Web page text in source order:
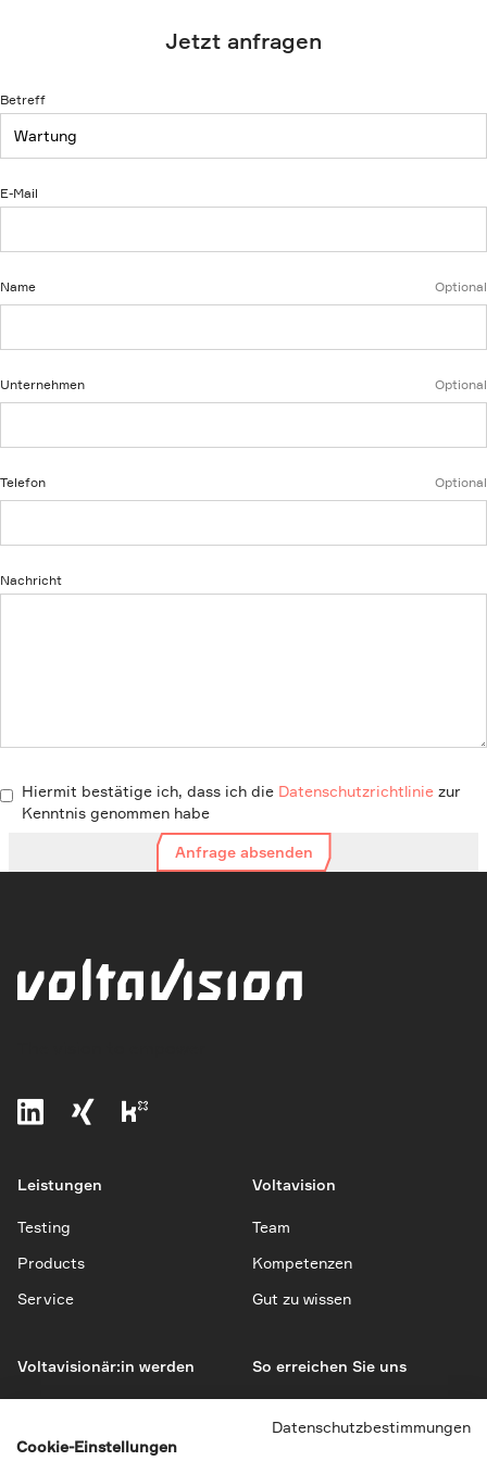
Jetzt anfragen
Betreff
E-Mail
Name Optional
Unternehmen Optional
Telefon Optional
Nachricht
Hiermit bestätige ich, dass ich die Datenschutzrichtliniezur
Kenntnis genommen habe
Anfrage absenden
Leistungen
Testing
Products
Service
Voltavision
Team
Kompetenzen
Gut zu wissen
Voltavisionär:in werden
Bewerbung
So erreichen Sie uns
Datenschutzbestimmungen
Cookie-Einstellungen